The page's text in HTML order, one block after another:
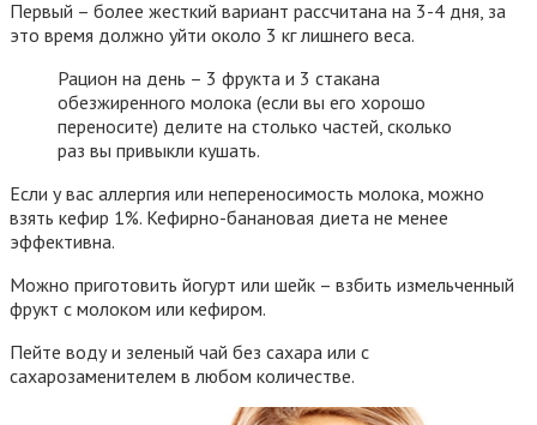
Первый – более жесткий вариант рассчитана на 3-4 дня, за
это время должно уйти около 3 кг лишнего веса.
Рацион на день – 3 фрукта и 3 стакана
обезжиренного молока (если вы его хорошо
переносите) делите на столько частей, сколько
раз вы привыкли кушать.
Если у вас аллергия или непереносимость молока, можно
взять кефир 1%. Кефирно-банановая диета не менее
эффективна.
Можно приготовить йогурт или шейк – взбить измельченный
фрукт с молоком или кефиром.
Пейте воду и зеленый чай без сахара или с
сахарозаменителем в любом количестве.